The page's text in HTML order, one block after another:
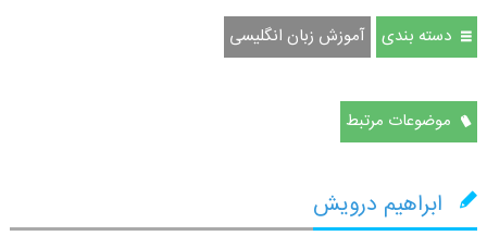
دسته بندی آموزش زبان انگلیسی
موضوعات مرتبط
ابراهیم درویش